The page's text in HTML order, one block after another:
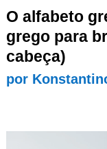
O alfabeto
grego para
cabeça)
por